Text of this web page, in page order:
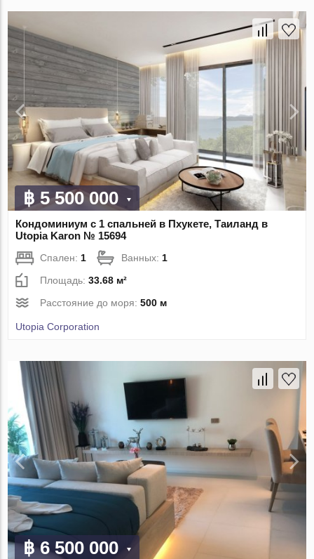
฿ 5 500 000
Кондоминиум с 1 спальней в Пхукете, Таиланд в
Utopia Karon № 15694
Спален: 1 Ванных: 1
Площадь:33.68 м²
Расстояние до моря:500 м
Utopia Corporation
฿ 6 500 000